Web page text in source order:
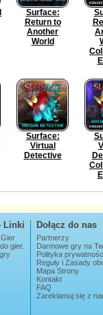
Surface:
Return to
Another
World
Surface:
Virtual
Detective
Linki
gier.
Dołącz do nas
Partnerzy
Darmowe gry na
Polityka
Reguły i Zasady
Mapa Strony
Kontakt
FAQ
Zareklamuj się z